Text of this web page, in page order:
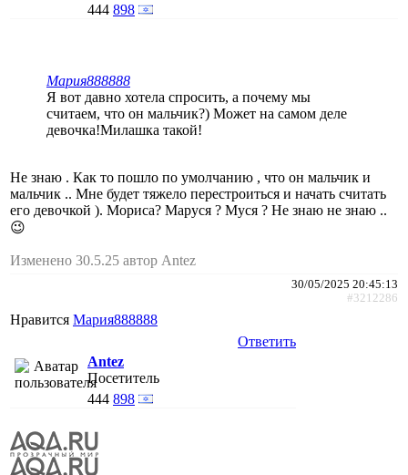
444 898
Мария888888
Я вот давно хотела спросить, а почему мы
считаем, что он мальчик?) Может на самом деле
девочка!Милашка такой!
Не знаю . Как то пошло по умолчанию , что он мальчик и
мальчик .. Мне будет тяжело перестроиться и начать считать
его девочкой ). Мориса? Маруся ? Муся ? Не знаю не знаю ..
😉
Изменено 30.5.25 автор Antez
30/05/2025 20:45:13
#3212286
Нравится Мария888888
Ответить
Antez
Посетитель
444 898